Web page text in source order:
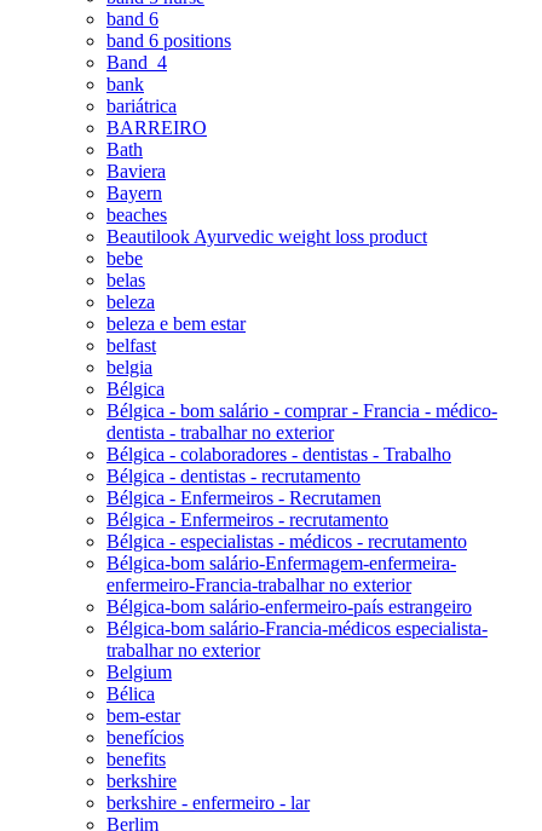
band 6
band 6 positions
Band_4
bank
bariátrica
BARREIRO
Bath
Baviera
Bayern
beaches
Beautilook Ayurvedic weight loss product
bebe
belas
beleza
beleza e bem estar
belfast
belgia
Bélgica
Bélgica - bom salário - comprar - Francia - médico-
dentista - trabalhar no exterior
Bélgica - colaboradores - dentistas - Trabalho
Bélgica - dentistas - recrutamento
Bélgica - Enfermeiros - Recrutamen
Bélgica - Enfermeiros - recrutamento
Bélgica - especialistas - médicos - recrutamento
Bélgica-bom salário-Enfermagem-enfermeira-
enfermeiro-Francia-trabalhar no exterior
Bélgica-bom salário-enfermeiro-país estrangeiro
Bélgica-bom salário-Francia-médicos especialista-
trabalhar no exterior
Belgium
Bélica
bem-estar
benefícios
benefits
berkshire
berkshire - enfermeiro - lar
Berlim